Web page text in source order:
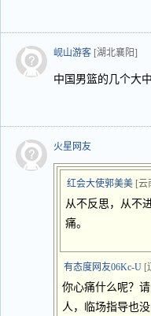
岘山游客 [湖北襄阳]
中国男篮的几个大
火星网友
红会大使郭美美 [云
从不反思，从不
痛。
有态度网友06Kc-U [
你心痛什么呢？
人，临场指导也